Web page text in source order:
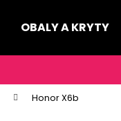
OBALY A KRYTY
Honor X6b
Co